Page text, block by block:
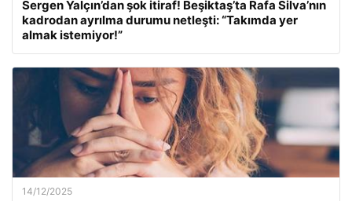
Sergen Yalçın’dan şok itiraf! Beşiktaş’ta Rafa Silva’nın
kadrodan ayrılma durumu netleşti: “Takımda yer
almak istemiyor!”
14/12/2025